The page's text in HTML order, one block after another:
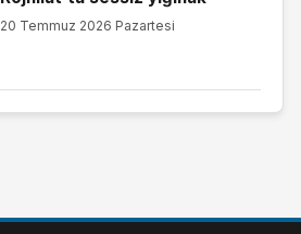
20 Temmuz 2026 Pazartesi